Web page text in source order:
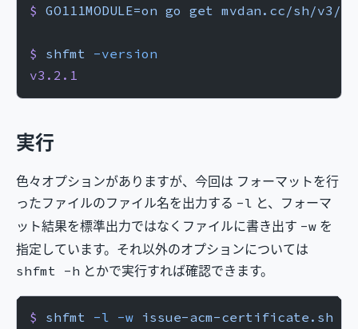
$ GO111MODULE=on go get mvdan.cc/sh/v3/
$ shfmt -version
v3.2.1
実行
色々オプションがありますが、今回は フォーマットを行
ったファイルのファイル名を出力する -l と、フォーマ
ット結果を標準出力ではなくファイルに書き出す -w を
指定しています。それ以外のオプションについては
shfmt -h とかで実行すれば確認できます。
$ shfmt -l -w issue-acm-certificate.sh